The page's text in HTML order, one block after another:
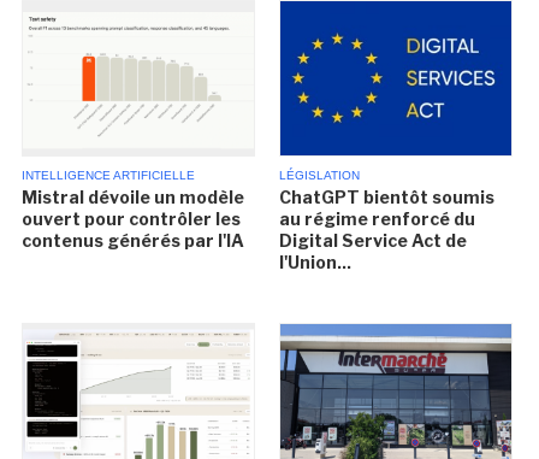
INTELLIGENCE ARTIFICIELLE
Mistral dévoile un modèle
ouvert pour contrôler les
contenus générés par l'IA
LÉGISLATION
ChatGPT bientôt soumis
au régime renforcé du
Digital Service Act de
l'Union...